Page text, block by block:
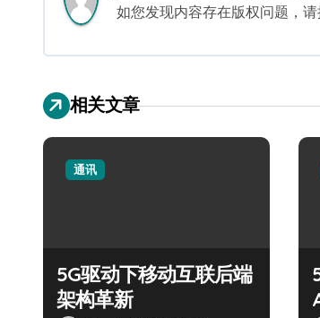
如您发现内容存在版权问题，
相关文章
通讯
5G驱动下移动互联后端
架构革新